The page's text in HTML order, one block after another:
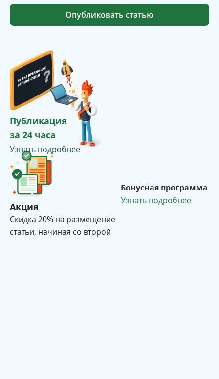
Опубликовать статью
Публикация
за 24 часа
Узнать подробнее
Акция
Cкидка 20% на размещение
статьи, начиная со второй
Бонусная программа
Узнать подробнее